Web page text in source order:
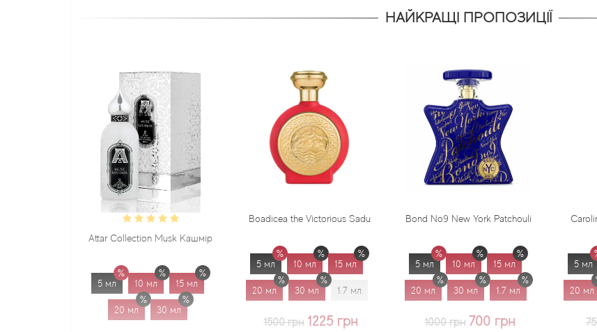
НАЙКРАЩІ ПРОПОЗИЦІЇ
Attar Collection Musk Кашмір
15 мл
Boadicea the Victorious Sadu
15 мл
20 мл 1.7 мл
1500 грн 1225 грн
Bond No9 New York Patchouli
5 мл 15 мл
20 мл 1.7 мл
1000 грн 700 грн
Carolina Herrera Virgin
5 мл 15 мл
20 мл 1.7 мл
750 грн 625 грн